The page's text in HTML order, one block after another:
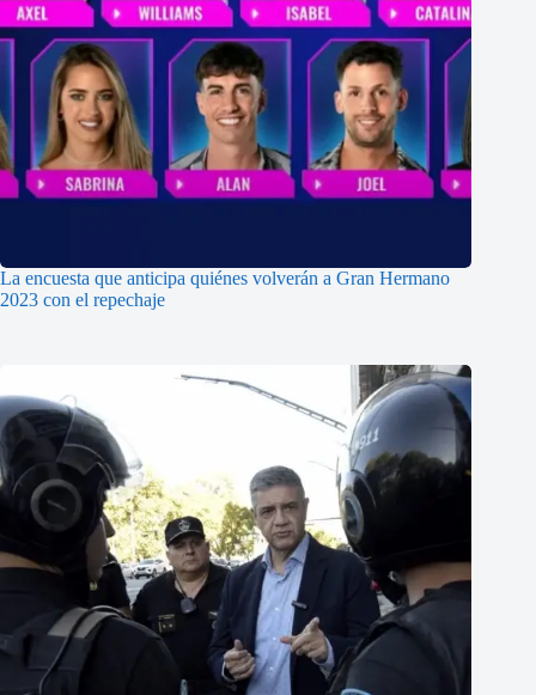
La encuesta que anticipa quiénes volverán a Gran Hermano
2023 con el repechaje